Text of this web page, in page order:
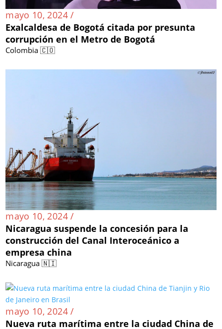
mayo 10, 2024 /
Exalcaldesa de Bogotá citada por presunta
corrupción en el Metro de Bogotá
Colombia 🇨🇴
mayo 10, 2024 /
Nicaragua suspende la concesión para la
construcción del Canal Interoceánico a
empresa china
Nicaragua 🇳🇮
mayo 10, 2024 /
Nueva ruta marítima entre la ciudad China de